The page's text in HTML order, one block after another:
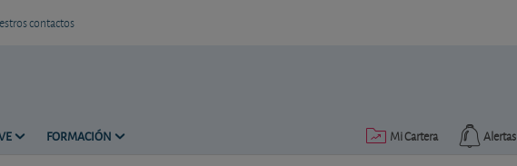
contactos
FORMACIÓN Alertas
Mi Cartera